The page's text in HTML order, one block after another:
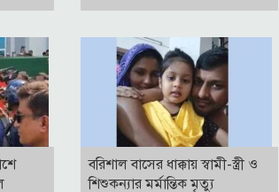
বরিশাল বাসের ধাক্কায় স্বামী-স্ত্রী ও
শিশুকন্যার মর্মান্তিক মৃত্যু